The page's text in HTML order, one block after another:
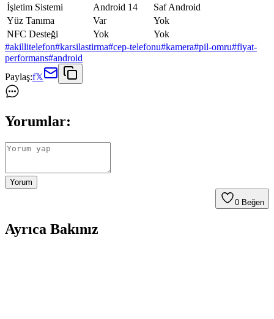
İşletim Sistemi
Android 14
Saf Android
Yüz Tanıma
Var
Yok
NFC Desteği
Yok
Yok
#akillitelefon#karsilastirma#cep-telefonu#kamera#pil-omru#fiyat-
performans#android
Paylaş:f𝕏
Yorumlar:
Yorum
0 Beğen
Ayrıca Bakınız